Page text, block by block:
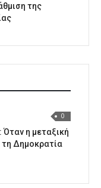
της
0
η μεταξική
τη Δημοκρατία